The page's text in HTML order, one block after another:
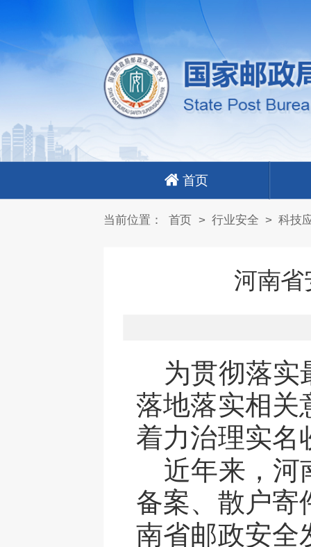
首页
当前位置： 首页 > 行业安全 > 科技
河南省
为贯彻落实
落地落实相关
着力治理实名
近年来，河
备案、散户寄
南省邮政安全